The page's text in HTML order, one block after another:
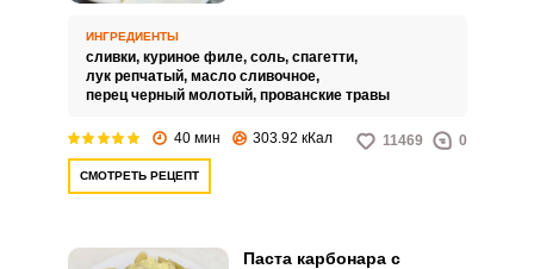
определенно, придется по вкусу
абсолютно всем.
ИНГРЕДИЕНТЫ
сливки, куриное филе, соль, спагетти,
лук репчатый, масло сливочное,
перец черный молотый, прованские травы
40 мин 303.92 кКал 11469 0
СМОТРЕТЬ РЕЦЕПТ
Паста карбонара с